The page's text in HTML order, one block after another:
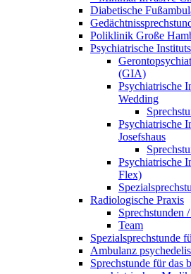
Diabetische
Poliklinik Große
Psychiatrische
(GIA)
Psychiatrische
Wedding
Psychiatrische
Josefshaus
Psychiatrische
Flex)
Radiologische Praxis
Sprechstunden
Team
Spezialsprechstunde
Ambulanz
Sprechstunde für das